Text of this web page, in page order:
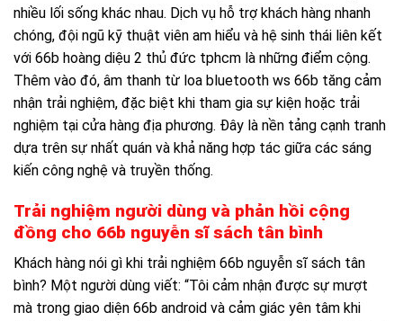
nhiều lối sống khác nhau. Dịch vụ hỗ trợ khách hàng nhanh
chóng, đội ngũ kỹ thuật viên am hiểu và hệ sinh thái liên kết
với 66b hoàng diệu 2 thủ đức tphcm là những điểm cộng.
Thêm vào đó, âm thanh từ loa bluetooth ws 66b tăng cảm
nhận trải nghiệm, đặc biệt khi tham gia sự kiện hoặc trải
nghiệm tại cửa hàng địa phương. Đây là nền tảng cạnh tranh
dựa trên sự nhất quán và khả năng hợp tác giữa các sáng
kiến công nghệ và truyền thống.
Trải nghiệm người dùng và phản hồi cộng
đồng cho 66b nguyễn sĩ sách tân bình
Khách hàng nói gì khi trải nghiệm 66b nguyễn sĩ sách tân
bình? Một người dùng viết: “Tôi cảm nhận được sự mượt
mà trong giao diện 66b android và cảm giác yên tâm khi